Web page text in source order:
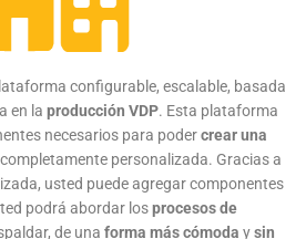
configurable, escalable, basada
en laproducción VDP. Esta plataforma
necesarios para podercrear una
completamente personalizada. Gracias a
usted puede agregar componentes
podrá abordar losprocesos de
de unaforma más cómoda ysin